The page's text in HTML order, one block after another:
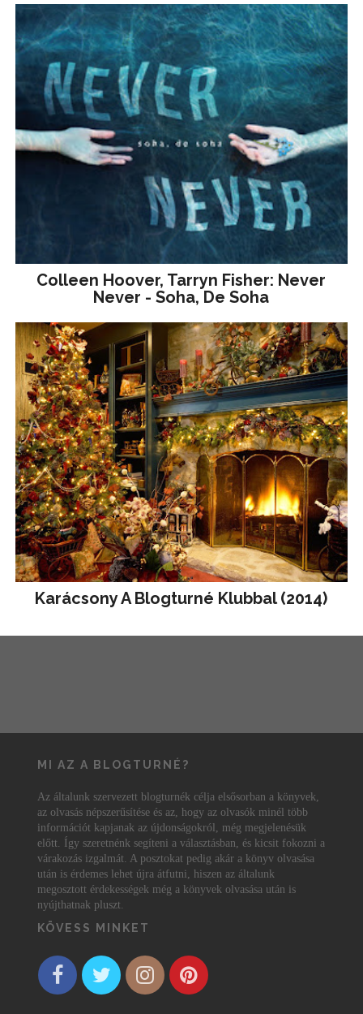
Colleen Hoover, Tarryn Fisher: Never
Never - Soha, De Soha
Karácsony A Blogturné Klubbal (2014)
MI AZ A BLOGTURNÉ?
Az általunk szervezett blogturnék célja elsősorban a könyvek,
az olvasás népszerűsítése és az, hogy az olvasók minél több
információt kapjanak az újdonságokról, még megjelenésük
előtt. Így szeretnénk segíteni a választásban, és kicsit fokozni a
várakozás izgalmát. A posztokat pedig akár a könyv olvasása
után is érdemes lehet újra átfutni, hiszen az általunk
megosztott érdekességek még a könyvek olvasása után is
nyújthatnak pluszt.
KÖVESS MINKET